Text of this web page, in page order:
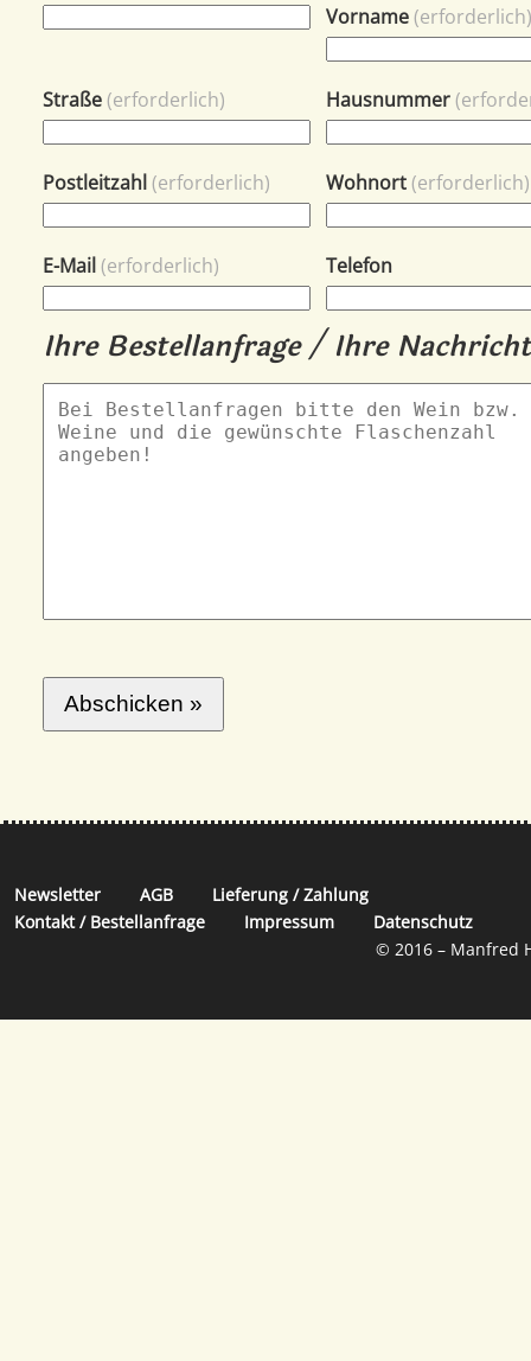
Vorname(erforderlich)
Straße(erforderlich) Hausnummer
Postleitzahl (erforderlich) Wohnort(erforderlich)
E-Mail (erforderlich) Telefon
Ihre Bestellanfrage / Ihre Nachricht
Newsletter AGB
Lieferung / Zahlung
Kontakt / Bestellanfrage
Impressum
Datenschutz
© 2016 – Manfred